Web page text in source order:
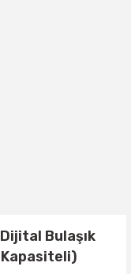
Bulaşık
Kapasiteli)